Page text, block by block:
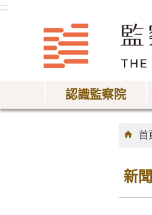
:::
認識監察院
:::
首
新